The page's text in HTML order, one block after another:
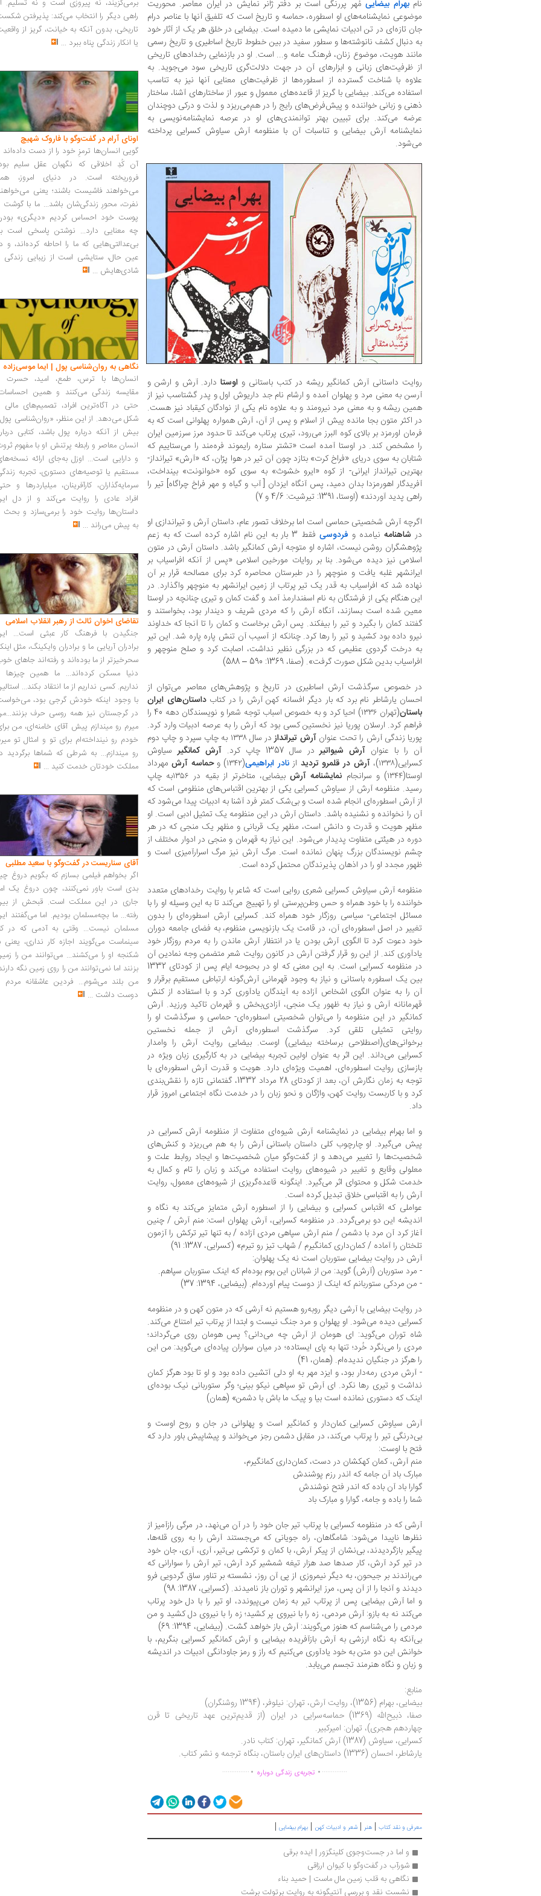
نامبهرام بیضاییمُهر پررنگی است بر دفتر ژانر نمایش در ایران معاصر. محوریت
موضوعی نمایشنامه‌های او اسطوره، حماسه و تاریخ است که تلفیق آنها با عناصر درام
جان تازه‌ای در تن ادبیات نمایشی ما دمیده است. بیضایی در خلق هر یک از آثار خود
به دنبال کشف نانوشته‌ها و سطور سفید در بین خطوط تاریخ اساطیری و تاریخ رسمی
مانند هویت، موضوع زنان، فرهنگ عامه و... است. او در بازنمایی رخدادهای تاریخی
از ظرفیت‌های زبانی و ابزارهای آن در جهت دلالت‌گری تاریخی سود می‌جوید. به
علاوه با شناخت گسترده‌ از اسطوره‌ها از ظرفیت‌های معنایی آنها نیز به تناسب
استفاده می‌کند. بیضایی با گریز از قاعده‌های معمول و عبور از ساختارهای آشنا، ساختار
ذهنی و زبانی خواننده و پیش‌فرض‌های رایج را در هم‌می‌ریزد و لذت و درکی دوچندان
عرضه می‌کند. برای تبیین بهتر توانمندی‌های او در عرصه نمایشنامه‌نویسی به
نمایشنامه آرش بیضایی و تناسبات آن با منظومه آرش سیاوش کسرایی پرداخته
می‌شود.
روایت داستانی آرش کمانگیر ریشه در کتب باستانی و اوستادارد. آرش و ارشن و
آرسن به معنی مرد و پهلوان آمده و ارشام نام جد داریوش اول و پدر گشتاسب نیز از
همین ریشه و به معنی مرد نیرومند و به علاوه نام یکی از نوادگان کیقباد نیز هست.
در اکثر متون بجا مانده پیش از اسلام و پس از آن‌، آرش همواره پهلوانی است که به
فرمان اورمزد بر بالای کوه البرز می‌رود، تیری پرتاب می‌کند تا حدود مرز سرزمین ایران
را مشخص کند. در اوستا آمده است «تشتر ستاره رایموند فره‌مند را می‌ستاییم که
شتابان به سوی دریای «فراخ کرت» بتازد چون آن تیر در هوا پرّان، که «آرش» تیرانداز-
بهترین تیرانداز ایرانی- از کوه «ایرو خشوث» به سوی کوه «خوانونت» بینداخت،
آفریدگار اهورمزدا بدان دمید، پس آنگاه ایزدان [ آب و گیاه و مهر فراخ چراگاه] تیر را
راهی پدید آوردند» (اوستا، 1391: تیرشیت: 4/6 و 7)
اگرچه آرش شخصیتی حماسی است اما برخلاف تصور عام، داستان آرش و تیراندازی او
در شاهنامهنیامده و فردوسی
فقط 3 بار به این نام اشاره کرده است که به زعم
پژوهشگران روشن نیست، اشاره او متوجه آرش کمانگیر باشد. داستان آرش در متون
اسلامی نیز دیده می‌شود. بنا بر روایات مورخین اسلامی «پس از آنکه افراسیاب بر
ایرانشهر غلبه یافت و منوچهر را در طبرستان محاصره کرد برای مصالحه قرار بر آن
نهاده شد که افراسیاب به قدر یک تیر پرتاب از زمین ایرانشهر به منوچهر واگذارد. در
این هنگام یکی از فرشتگان به نام اسفندارمذ آمد و گفت کمان و تیری چنانچه در اوستا
معین شده است بسازند، آنگاه آرش را که مردی شریف و دیندار بود، بخواستند و
گفتند کمان را بگیرد و تیر را بیفکند. پس آرش برخاست و کمان را تا آنجا که خداوند
نیرو داده بود کشید و تیر را رها کرد. چنانکه از آسیب آن تنش پاره پاره شد. این تیر
به درخت گردوی عظیمی که در بزرگی نظیر نداشت، اصابت کرد و صلح منوچهر و
افراسیاب بدین شکل صورت گرفت». (صفا، 1369: 590 – 588)
در خصوص سرگذشت آرش اساطیری در تاریخ و پژوهش‌های معاصر می‌توان از
احسان یارشاطر نام برد که بار دیگر افسانه کهن آرش را در کتابداستان‌های ایران
باستان
(تهران ۱۳۳۶) احیا کرد و به خصوص اسباب توجه شعرا و نویسندگان دهه 40 را
فراهم کرد. ارسلان پوریا نیز نخستین کسی بود که آرش را به عرصه ادبیات وارد کرد.
پوریا زندگی آرش را تحت عنوانآرش تیرانداز
در سال ۱۳۳۸ به چاپ سپرد و چاپ دوم
آن را با عنوان آرش شیواتیردر سال 1357 چاپ کرد. آرش کمانگیرسیاوش
کسرایی(۱۳۳۸)،
آرش در قلمرو تردید ازنادر ابراهیمی(۱۳۴۲) و حماسه آرشمهرداد
اوستا(۱۳۴۴) و سرانجام
نمایشنامه آرش
بیضایی، متاخرتر از بقیه در ۱۳۵۶به چاپ
رسید. منظومه آرش از سیاوش کسرایی یکی از بهترین اقتباس‌های منظومی است که
از آرش اسطوره‌ای انجام شده است و بی‌شک کمتر فرد آشنا به ادبیات پیدا می‌شود که
آن را نخوانده و نشنیده باشد. داستان آرش در این منظومه یک تمثیل ادبی است. او
مظهر هویت و قدرت و دانش است، مظهر یک قربانی و مظهر یک منجی که در هر
دوره در هیئتی متفاوت پدیدار می‌شود. این نیاز به قهرمان و منجی در ادوار مختلف از
چشم نویسندگان بزرگ پنهان نمانده است. مرگ آرش نیز مرگ اسرارآمیزی است و
ظهور مجدد او را در اذهان پذیرندگان محتمل کرده است.
منظومه آرش سیاوش کسرایی شعری روایی است که شاعر با روایت رخدادهای متعدد
خواننده را با خود همراه و حس وطن‌پرستی او را تهییج می‌کند تا به این وسیله او را با
مسائل اجتماعی- سیاسی روزگار خود همراه کند. کسرایی آرش اسطوره‌ای را بدون
تغییر در اصل اسطوره‌ای آن، در قامت یک بازنویسی منظوم، به فضای جامعه دوران
خود دعوت کرد تا الگوی آرش بودن یا در انتظار آرش ماندن را به مردم روزگار خود
یادآوری کند. از این رو قرار گرفتن آرش در کانون روایت شعر متضمن وجه نمادین آن
در منظومه کسرایی است. به این معنی که او در بحبوحه ایام پس از کودتای 1332
بین یک اسطوره باستانی و نیاز به وجود قهرمانی آرش‌گونه ارتباطی مستقیم برقرار و
آن را به عنوان الگوی اشخاص آزاده به آیندگان یادآوری کرد و با استفاده از کنش
قهرمانانه آرش و نیاز به ظهور یک منجی، آزادی‌بخش و قهرمان تاکید ورزید. آرش
کمانگیر در این منظومه را می‌توان شخصیتی اسطوره‌ای- حماسی و سرگذشت او را
روایتی تمثیلی تلقی کرد. سرگذشت اسطوره‌ای آرش از جمله نخستین
برخوانی‌های(اصطلاحی برساخته بیضایی) اوست. بیضایی روایت آرش را وامدار
کسرایی می‌داند. این اثر به عنوان اولین تجربه بیضایی در به‌ کارگیری زبان ویژه در
بازسازی روایت اسطوره‌ای، اهمیت ویژه‌ای دارد. هویت و قدرت آرش اسطوره‌ای با
توجه به زمان نگارش آن، بعد از کودتای 28 مرداد 1332، گفتمانی تازه را نقش‌بندی
کرد و با کاربست روایت کهن، واژگان و نحو زبان را در خدمت نگاه اجتماعی امروز قرار
داد.
و اما بهرام بیضایی در نمایشنامه آرش شیوه‌ای متفاوت از منظومه آرش کسرایی در
پیش می‌گیرد. او چارچوب کلی داستان باستانی آرش را به هم می‌ریزد و کنش‌های
شخصیت‌ها را تغییر می‌دهد و از گفت‌وگو میان شخصیت‌ها و ایجاد روابط علت و
معلولی وقایع و تغییر در شیوه‌های روایت استفاده می‌کند و زبان را تام و کمال به
خدمت شکل و محتوای اثر می‌گیرد. اینگونه قاعده‌گریزی از شیوه‌های معمول، روایت
آرش را به اقتباسی خلاق تبدیل کرده است.
عواملی که اقتباس کسرایی و بیضایی را از اسطوره آرش متمایز می‌کند به نگاه و
اندیشه این دو برمی‌گردد. در منظومه کسرایی، آرش پهلوان است: منم آرش / چنین
آغاز کرد آن مرد با دشمن / منم آرش سپاهی مردی آزاده / به تنها تیر ترکش را آزمون
تلختان را آماده / کمان‌داری کمانگیرم / شهاب تیز رو تیرم» (کسرایی، 1387: 91)
آرش در روایت بیضایی ستوربان است نه یک پهلوان:
- مرد ستوربان (آرش) گوید: من از شبانان این بوم بوده‌ام که اینک ستوربان سپاهم.
- من مردکی ستوربانم که اینک از دوست پیام آورده‌ام. (بیضایی، 1394: 37)
در روایت بیضایی با آرشی دیگر روبه‌رو هستیم نه آرشی که در متون کهن و در منظومه
کسرایی دیده می‌شود. او پهلوان و مرد جنگ نیست و ابتدا از پرتاب تیر امتناع می‌کند.
شاه توران می‌گوید: ‌ای هومان از آرش چه می‌دانی؟ پس هومان روی می‌گرداند؛
مردی را می‌نگرد خُرد؛ تنها به پای ایستاده؛ در میان سواران پیاده‌ای می‌گوید: من این
را هرگز در جنگیان ندیده‌ام. (همان، 41)
- آرش مردی رمه‌دار بود، و ایزد مهر به او دلی آتشین داده بود و او تا بود هرگز کمان
نداشت و تیری رها نکرد. ‌ای آرش تو سپاهی نیکو بینی؛ وگر ستوربانی نیک بوده‌ای
اینک که دستوری نمانده است بیا و پیک ما باش با دشمن» (همان)
آرش سیاوش کسرایی کمان‌دار و کمانگیر است و پهلوانی در جان و روح اوست و
بی‌درنگی تیر را پرتاب می‌کند، در مقابل دشمن رجز می‌خواند و پیشاپیش باور دارد که
فتح با اوست:
منم آرش، کمان کهکشان در دست، کمان‌داری کمانگیرم،
مبارک باد آن جامه که اندر رزم پوشندش
گوارا باد آن باده که اندر فتح نوشندش
شما را باده و جامه، گوارا و مبارک باد
آرشی که در منظومه کسرایی با پرتاب تیر جان خود را در آن می‌نهد، در مرگی رازآمیز از
نظرها ناپیدا می‌شود: شامگاهان، راه جویانی که می‌جستند آرش را به روی قله‌ها،
پیگیر بازگردیدند، بی‌نشان از پیکر آرش، با کمان و ترکشی بی‌تیر، آری، آری، جان خود
در تیر کرد آرش، کار صدها صد هزار تیغه شمشیر کرد آرش، تیر آرش را سوارانی که
می‌راندند بر جیحون‌، به دیگر نیمروزی از پی آن روز، نشسته بر تناور ساق گردویی فرو
دیدند و آنجا را از آن پس، مرز ایرانشهر و توران باز نامیدند. (کسرایی، 1387: 98)
و اما آرش بیضایی پس از پرتاب تیر به زمان می‌پیوندد، او تیر را با دل خود پرتاب
می‌کند نه به بازو: آرش مردمی، زه را با نیروی پر کشید؛ زه را با نیروی دل کشید و من
مردمی را می‌شناسم که هنوز می‌گویند: آرش باز خواهد گشت. (بیضایی، 1394: 69)
بی‌آنکه به نگاه ارزشی به آرش بازآفریده بیضایی و آرش کمانگیر کسرایی بنگریم، با
خوانش این دو متن به خود یادآوری می‌کنیم که راز و رمز جاودانگی ادبیات در اندیشه
و زبان و نگاه هنرمند تجسم می‌یابد.
منابع:
بیضایی، بهرام (1356)، روایت آرش، تهران: نیلوفر، (1394 روشنگران)
صفا، ذبیح‌الله (1369) حماسه‌سرایی در ایران (از قدیم‌ترین عهد تاریخی تا قرن
چهاردهم هجری)، تهران: امیرکبیر.
کسرایی، سیاوش (1387) آرش کمانگیر، تهران: کتاب نادر.
یارشاطر، احسان (1336) داستان‌های ایران باستان، بنگاه ترجمه و نشر کتاب.
................ تجربه‌ی زندگی دوباره...............
معرفی و نقد کتاب | هنر | شعر و ادبیات کهن | بهرام بیضایی |
و اما در جست‌وجوی کلینگزور | ایده برقی
شورآب در گفت‌وگو با کیوان ارزاقی
نگاهی به قلب زمین مال ماست | حمید بناء
نشست نقد و بررسی آنتیگونه به روایت برتولت برشت
برمی‌گزیند، نه پیروزی است و نه تسلیم.
راهی دیگر را انتخاب می‌کند: پذیرفتن
تاریخی، بدون آنکه به خیانت، گریز از
یا انکار زندگی پناه ببرد ...
اونای آرام در گفت‌وگو با فاروک شهیچ‭
گویی انسان‌ها ترمزِ خود را از دست داده‌اند
آن کُدِ اخلاقی که نگهبان عقل سلیم
فروریخته است. در دنیای امروز،
می‌خواهند فاشیست باشند؛ یعنی
نفرت، محورِ زندگی‌شان باشد... ما با گوشت
پوست خود احساس کردیم «دیگری»
چه معنایی دارد... نوشتن پاسخی است
بی‌عدالتی‌هایی که ما را احاطه کرده‌اند، و
عین حال، ستایشی است از زیبایی زندگی
شادی‌هایش ...
نگاهی به روان‌شناسی پول | ایما موسی‌زاده
انسان‌ها با ترس، طمع، امید، حسرت
مقایسه زندگی می‌کنند و همین
حتی در آگاه‌ترین افراد، تصمیم‌های مالی
شکل می‌دهد. از این منظر، «روان‌شناسی
بیش از آنکه درباره پول باشد، کتابی
انسان معاصر و رابطه پرتنش او با مفهوم
و دارایی است... اوزل به‌جای ارائه
مستقیم یا توصیه‌های دستوری، تجربه
سرمایه‌گذاران، کارآفرینان، میلیاردرها و
افراد عادی را روایت می‌کند و از دل
داستان‌ها روایت خود را برمی‌سازد و بحث
به پیش می‌راند ...
تقاضای اخوان ثالث از رهبر انقلاب اسلامی
جنگیدن با فرهنگ کار عبثی است...
برادران آریایی ما و برادران وایکینگ، مثل
سحرخیزتر از ما بوده‌اند و رفته‌اند جاهای
دنیا مسکن کرده‌اند... ما همین چیزها
نداریم. کسی نداریم از ما انتقاد بکند...
با وجود اینکه خودش گرجی بود،
در گرجستان نیز همه روسی حرف
میرم رو میندازم پیش آقای خامنه‌ای، من
خودم رو نینداخته‌ام برای تو و امثال تو
رو میندازم... به شرطی که شماها برگردید
مملکت خودتان خدمت کنید ...
آقای سناریست در گفت‌وگو با سعید مطلبی
اگر بخواهم فیلمی بسازم که بگویم دروغ
بدی است باور نمی‌کنند، چون دروغ یک
جاری در این مملکت است. قبحش از
رفته... ما بچه‌مسلمان بودیم. اما می‌گفتند
مسلمان نیست... وقتی به آدمی که در
سینماست می‌گویند اجازه کار نداری، یعنی
شکنجه او را می‌کشند... می‌توانند من را
بزنند اما نمی‌توانند من را روی زمین نگه
من بلند می‌شوم... فردین عاشقانه مردم
دوست داشت ...